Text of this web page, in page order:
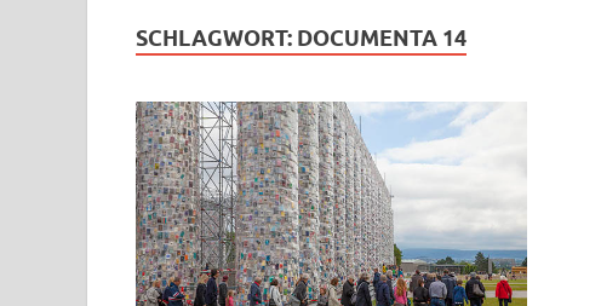
SCHLAGWORT: DOCUMENTA 14